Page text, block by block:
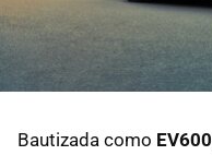
Bautizada como EV600